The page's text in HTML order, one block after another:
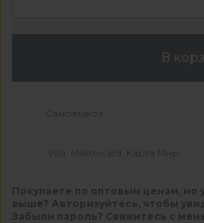
В
Самовывоз
Visa, Mastercard, Карта Мир
Покупаете по оптовым ценам, но
выше? Авторизуйтесь, чтобы
Забыли пароль? Свяжитесь с